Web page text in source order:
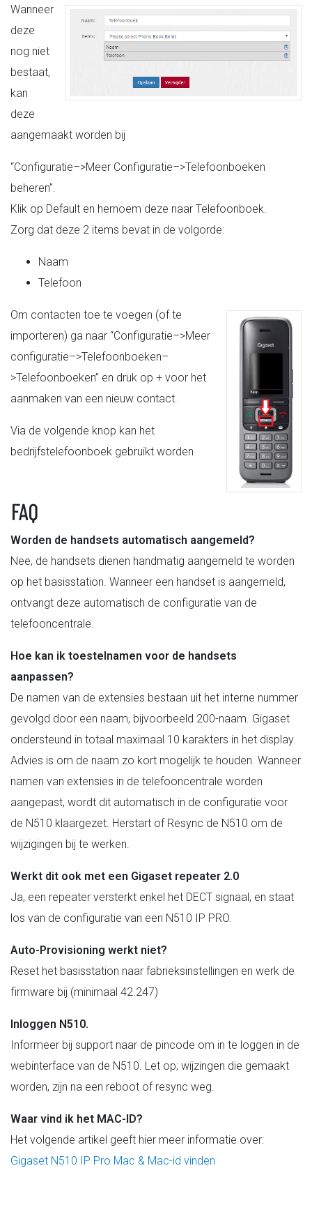
Wanneer
deze
nog niet
bestaat,
kan
deze
aangemaakt worden bij
“Configuratie–>Meer Configuratie–>Telefoonboeken
beheren”.
Klik op Default en hernoem deze naar Telefoonboek.
Zorg dat deze 2 items bevat in de volgorde:
Naam
Telefoon
Om contacten toe te voegen (of te
importeren) ga naar “Configuratie–>Meer
configuratie–>Telefoonboeken–
>Telefoonboeken” en druk op + voor het
aanmaken van een nieuw contact.
Via de volgende knop kan het
bedrijfstelefoonboek gebruikt worden
FAQ
Worden de handsets automatisch aangemeld?
Nee, de handsets dienen handmatig aangemeld te worden
op het basisstation. Wanneer een handset is aangemeld,
ontvangt deze automatisch de configuratie van de
telefooncentrale.
Hoe kan ik toestelnamen voor de handsets
aanpassen?
De namen van de extensies bestaan uit het interne nummer
gevolgd door een naam, bijvoorbeeld 200-naam. Gigaset
ondersteund in totaal maximaal 10 karakters in het display.
Advies is om de naam zo kort mogelijk te houden. Wanneer
namen van extensies in de telefooncentrale worden
aangepast, wordt dit automatisch in de configuratie voor
de N510 klaargezet. Herstart of Resync de N510 om de
wijzigingen bij te werken.
Werkt dit ook met een Gigaset repeater 2.0
Ja, een repeater versterkt enkel het DECT signaal, en staat
los van de configuratie van een N510 IP PRO.
Auto-Provisioning werkt niet?
Reset het basisstation naar fabrieksinstellingen en werk de
firmware bij (minimaal 42.247)
Inloggen N510.
Informeer bij support naar de pincode om in te loggen in de
webinterface van de N510. Let op; wijzingen die gemaakt
worden, zijn na een reboot of resync weg.
Waar vind ik het MAC-ID?
Het volgende artikel geeft hier meer informatie over:
Gigaset N510 IP Pro Mac & Mac-id vinden